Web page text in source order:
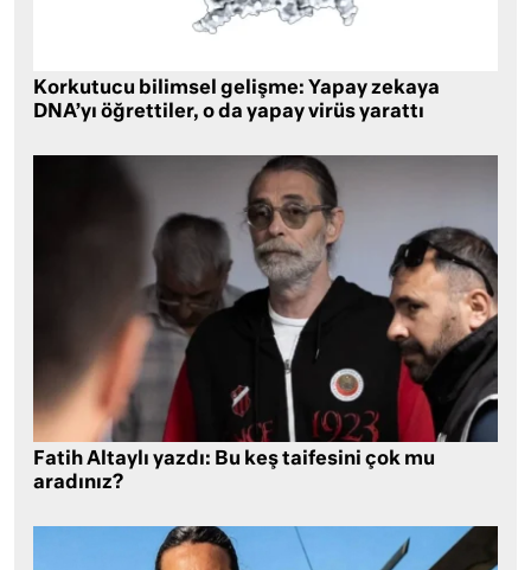
Korkutucu bilimsel gelişme: Yapay zekaya
DNA’yı öğrettiler, o da yapay virüs yarattı
Fatih Altaylı yazdı: Bu keş taifesini çok mu
aradınız?